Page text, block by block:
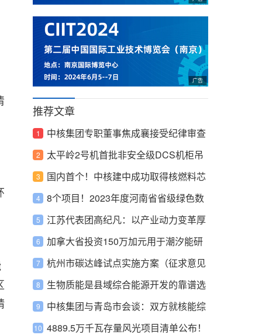
推荐文章
中核集团专职董事焦成襄接受纪律审查
和监察调查
太平岭2号机首批非安全级DCS机柜吊
装引入
国内首个！中核建中成功取得核燃料芯
块运输容器制造许可证
8个项目！2023年度河南省省级绿色数
据中心名单公示
江苏代表团高纪凡：以产业动力变革厚
植强国之基——构建光伏产业高质量发
展生态圈的建议
加拿大省投资150万加元用于潮汐能研
究
杭州市碳达峰试点实施方案（征求意见
稿）：推动化石能源清洁高效利用
生物质能是县域综合能源开发的靠谱选
择吗？
中核集团与青岛市会谈：双方就核能综
合利用等领域深化合作
4889.5万千瓦存量风光项目清单公布！